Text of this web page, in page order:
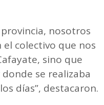
nosotros
colectivo que nos
sino que
se realizaba
días”, destacaron.